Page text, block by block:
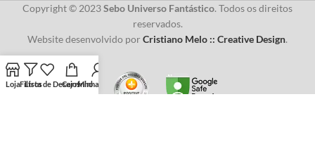
Copyright © 2023Sebo Universo Fantástico. Todos os direitos
reservados.
Website desenvolvido por Cristiano Melo :: Creative Design.
LojaFiltros
Lista de Desejos
CarrinhoMinha conta